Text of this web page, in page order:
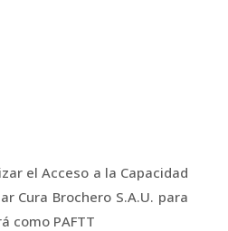
el Acceso a la Capacidad
Cura Brochero S.A.U. para
como PAFTT